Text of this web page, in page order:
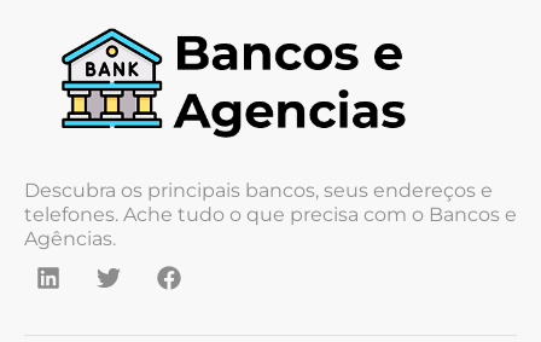
Descubra os principais bancos, seus endereços e
telefones. Ache tudo o que precisa com o Bancos e
Agências.